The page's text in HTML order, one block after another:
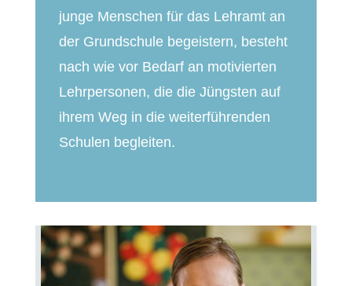
junge Menschen für das Lehramt an
der Grundschule begeistern, besteht
nach wie vor Bedarf an motivierten
Lehrpersonen, die die Jüngsten auf
ihrem Weg in die weiterführenden
Schulen begleiten.